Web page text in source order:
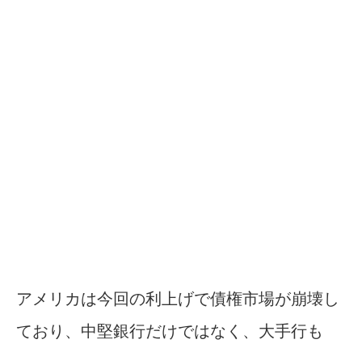
アメリカは今回の利上げで債権市場が崩壊し
ており、中堅銀行だけではなく、大手行も